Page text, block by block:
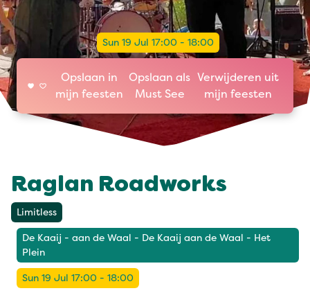
Sun 19 Jul 17:00 - 18:00
Opslaan in
mijn feesten
Opslaan als
Must See
Verwijderen uit
mijn feesten
Raglan Roadworks
Limitless
De Kaaij - aan de Waal - De Kaaij aan de Waal - Het
Plein
Sun 19 Jul 17:00 - 18:00